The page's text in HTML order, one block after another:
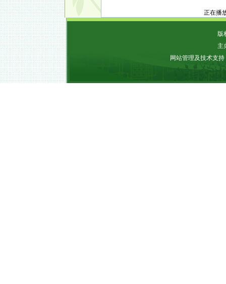
正在播
版
主
网站管理及技术支